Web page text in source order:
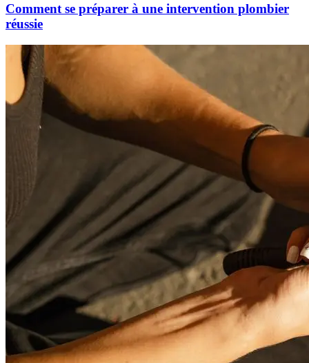
Comment se préparer à une intervention plombier
réussie